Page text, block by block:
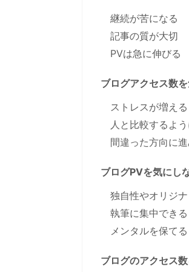
継続が苦になる
記事の質が大切
PVは急に伸びる
ブログアクセス数
ストレスが増える
人と比較するよ
間違った方向に
ブログPVを気にし
独自性やオリジ
執筆に集中できる
メンタルを保てる
ブログのアクセス